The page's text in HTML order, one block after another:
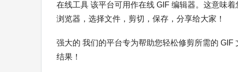
在线工具 该平台可用作在线 GIF 编辑器。这意味
浏览器，选择文件，剪切，保存，分享给大家！
强大的 我们的平台专为帮助您轻松修剪所需的
结果！